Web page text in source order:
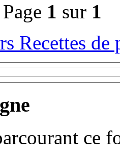
1 sur 1
Recettes de
ce